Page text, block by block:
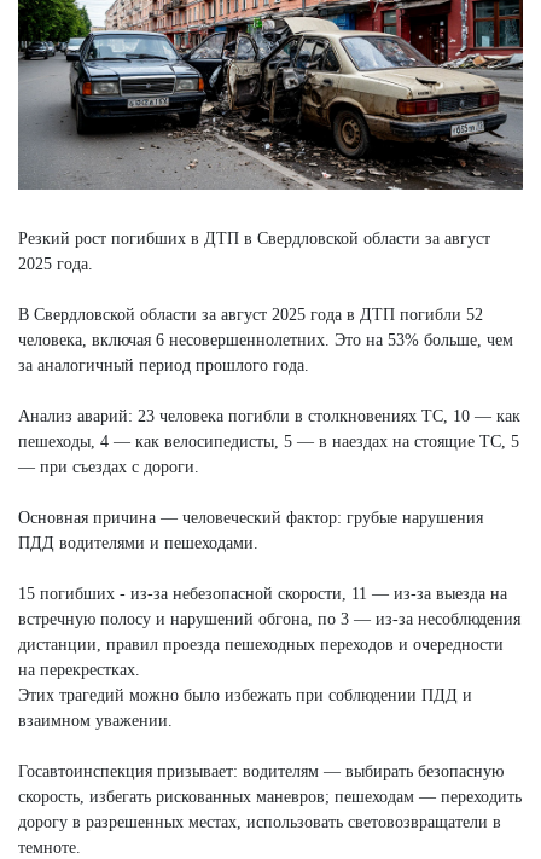
Резкий рост погибших в ДТП в Свердловской области за август
2025 года.
В Свердловской области за август 2025 года в ДТП погибли 52
человека, включая 6 несовершеннолетних. Это на 53% больше, чем
за аналогичный период прошлого года.
Анализ аварий: 23 человека погибли в столкновениях ТС, 10 — как
пешеходы, 4 — как велосипедисты, 5 — в наездах на стоящие ТС, 5
— при съездах с дороги.
Основная причина — человеческий фактор: грубые нарушения
ПДД водителями и пешеходами.
15 погибших - из-за небезопасной скорости, 11 — из-за выезда на
встречную полосу и нарушений обгона, по 3 — из-за несоблюдения
дистанции, правил проезда пешеходных переходов и очередности
на перекрестках.
Этих трагедий можно было избежать при соблюдении ПДД и
взаимном уважении.
Госавтоинспекция призывает: водителям — выбирать безопасную
скорость, избегать рискованных маневров; пешеходам — переходить
дорогу в разрешенных местах, использовать световозвращатели в
темноте.